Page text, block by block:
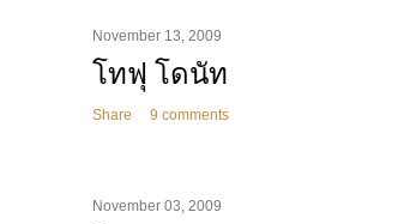
November 13, 2009
โทฟุ โดนัท
Share 9 comments
November 03, 2009